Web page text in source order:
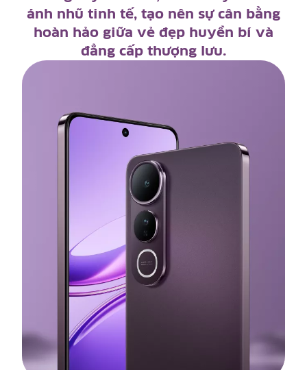
ánh hoàng kim rực rỡ của buổi chiều
tà, tỏa khí chất thanh lịch vượt thời
gian cùng lớp hoàn thiện đẳng cấp.